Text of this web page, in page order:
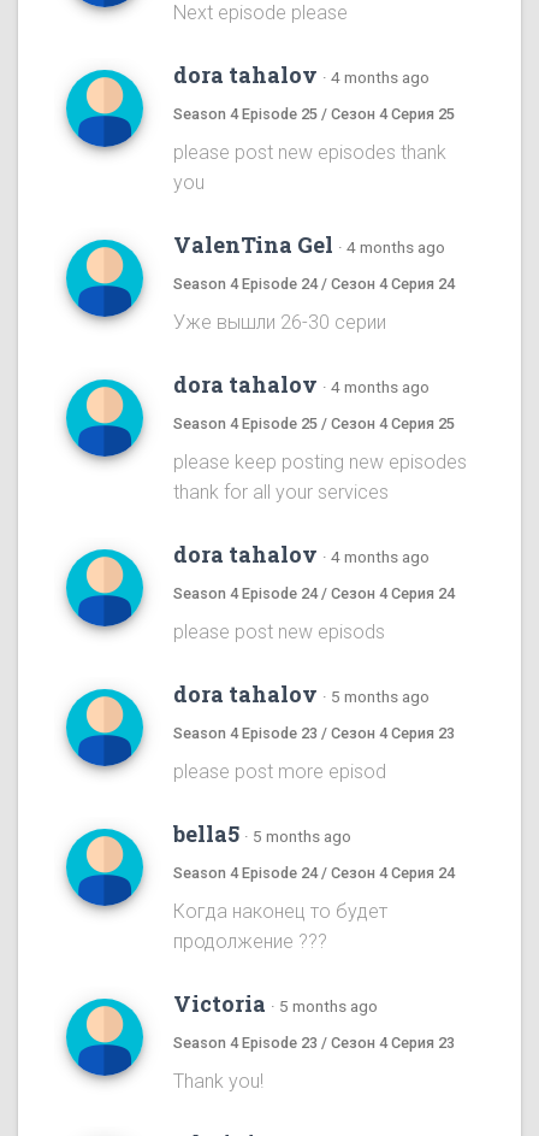
Next episode please
dora tahalov · 4 months ago
Season 4 Episode 25 / Сезон 4 Серия 25
please post new episodes thank
you
ValenTina Gel · 4 months ago
Season 4 Episode 24 / Сезон 4 Серия 24
Уже вышли 26-30 серии
dora tahalov · 4 months ago
Season 4 Episode 25 / Сезон 4 Серия 25
please keep posting new episodes
thank for all your services
dora tahalov · 4 months ago
Season 4 Episode 24 / Сезон 4 Серия 24
please post new episods
dora tahalov · 5 months ago
Season 4 Episode 23 / Сезон 4 Серия 23
please post more episod
bella5 · 5 months ago
Season 4 Episode 24 / Сезон 4 Серия 24
Когда наконец то будет
продолжение ???
Victoria · 5 months ago
Season 4 Episode 23 / Сезон 4 Серия 23
Thank you!